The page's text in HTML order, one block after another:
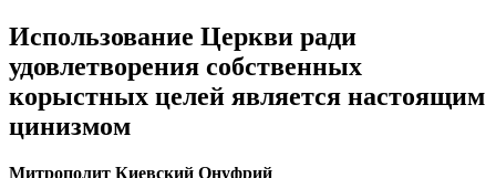
Использование Церкви ради
удовлетворения собственных
корыстных целей является настоящим
цинизмом
Митрополит Киевский Онуфрий